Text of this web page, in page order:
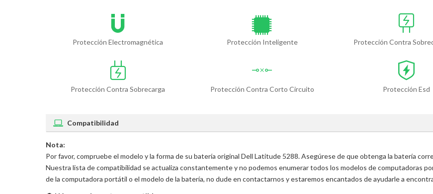
Protección Electromagnética Protección Inteligente Protección Contra
Protección Contra Sobrecarga Protección Contra Corto Circuito Protección Esd
Compatibilidad
Nota:
Por favor, compruebe el modelo y la forma de su batería original Dell Latitude 5288. Asegúrese de que obtenga la batería
Nuestra lista de compatibilidad se actualiza constantemente y no podemos enumerar todos los modelos de computadoras
de la computadora portátil o el modelo de la batería, no dude en contactarnos y estaremos encantados de ayudarle a